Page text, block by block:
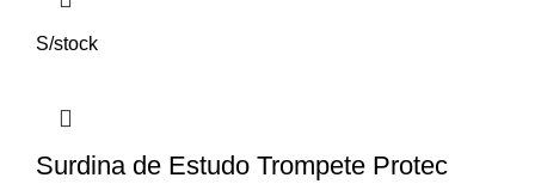
S/stock
Surdina de Estudo Trompete Protec